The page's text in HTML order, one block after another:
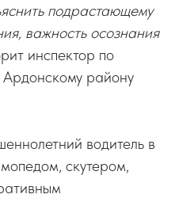
подрастающему
важность осознания
инспектор по
району
водитель в
скутером,